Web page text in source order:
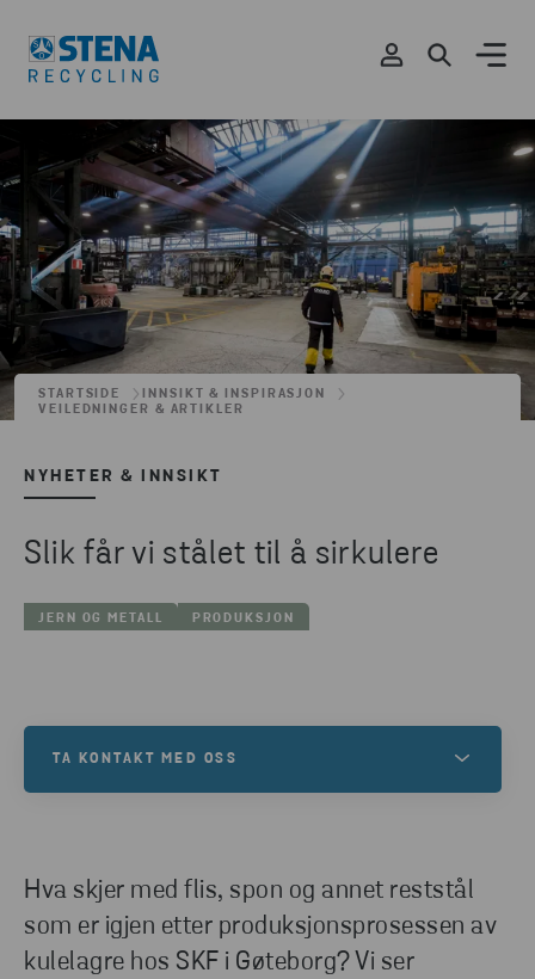
STARTSIDE
INNSIKT & INSPIRASJON
VEILEDNINGER & ARTIKLER
NYHETER & INNSIKT
Slik får vi stålet til å sirkulere
JERN OG METALL PRODUKSJON
Hva skjer med flis, spon og annet reststål
som er igjen etter produksjonsprosessen av
kulelagre hos SKF i Gøteborg? Vi ser
TA KONTAKT MED OSS
andre spørsmål. Fyll ut kontaktskjemaet, så
kontakter en av våre eksperter deg.